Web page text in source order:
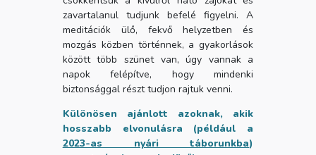
zavartalanul tudjunk befelé figyelni. A
meditációk ülő, fekvő helyzetben és
mozgás közben történnek, a gyakorlások
között több szünet van, úgy vannak a
napok felépítve, hogy mindenki
biztonsággal részt tudjon rajtuk venni.
Különösen ajánlott azoknak, akik
hosszabb elvonulásra (például a
2023-as nyári táborunkba)